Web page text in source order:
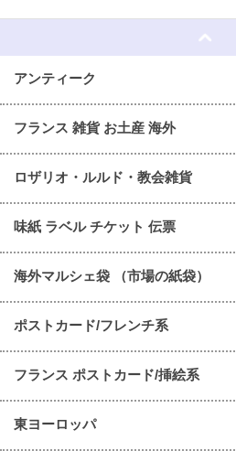
アンティーク
フランス 雑貨 お土産 海外
ロザリオ・ルルド・教会雑貨
味紙 ラベル チケット 伝票
海外マルシェ袋 （市場の紙袋）
ポストカード/フレンチ系
フランス ポストカード/挿絵系
東ヨーロッパ